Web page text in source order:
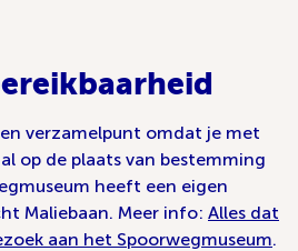
verzamelpunt omdat je met
op de plaats van bestemming
heeft een eigen
Maliebaan. Meer info: Alles dat
aan het Spoorwegmuseum.